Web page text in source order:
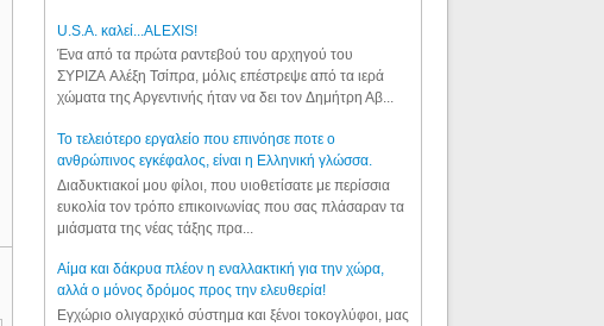
U.S.A. καλεί...ALEXIS!
Ένα από τα πρώτα ραντεβού του αρχηγού του
ΣΥΡΙΖΑ Αλέξη Τσίπρα, μόλις επέστρεψε από τα ιερά
χώματα της Αργεντινής ήταν να δει τον Δημήτρη Αβ...
Το τελειότερο εργαλείο που επινόησε ποτε ο
ανθρώπινος εγκέφαλος, είναι η Ελληνική γλώσσα.
Διαδυκτιακοί μου φίλοι, που υιοθετίσατε με περίσσια
ευκολία τον τρόπο επικοινωνίας που σας πλάσαραν τα
μιάσματα της νέας τάξης πρα...
Αίμα και δάκρυα πλέον η εναλλακτική για την χώρα,
αλλά ο μόνος δρόμος προς την ελευθερία!
Εγχώριο ολιγαρχικό σύστημα και ξένοι τοκογλύφοι, μας